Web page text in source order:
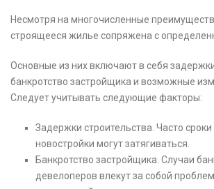
Несмотря на многочисленные
строящееся жилье сопряжена с
Основные из них включают в себя
банкротство застройщика и возможные
Следует учитывать следующие факторы:
Задержки строительства. Часто сроки
новостройки могут затягиваться.
Банкротство застройщика. Случаи
девелоперов влекут за собой